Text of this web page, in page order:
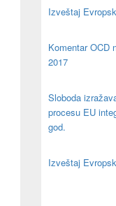
Izveštaj
Komentar OCD
2017
Sloboda
procesu EU
god.
Izveštaj